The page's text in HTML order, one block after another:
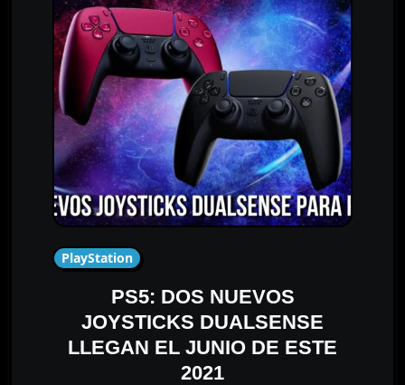
PlayStation
PS5: DOS NUEVOS
JOYSTICKS DUALSENSE
LLEGAN EL JUNIO DE ESTE
2021